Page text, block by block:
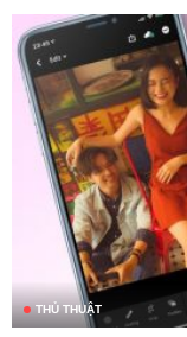
THỦ THUẬT